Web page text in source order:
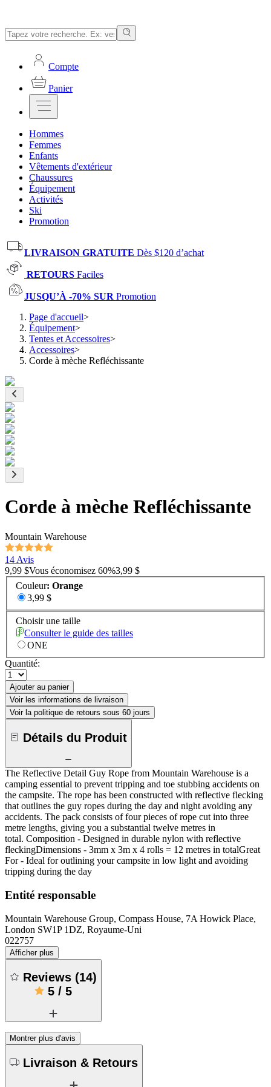
Compte
Panier
Hommes
Femmes
Enfants
Vêtements d'extérieur
Chaussures
Équipement
Activités
Ski
Promotion
LIVRAISON GRATUITE Dès $120 d’achat
RETOURS Faciles
JUSQU’À -70% SUR Promotion
Page d'accueil>
Équipement>
Tentes et Accessoires>
Accessoires>
Corde à mèche Refléchissante
Corde à mèche Refléchissante
Mountain Warehouse
14 Avis
9,99 $Vous économisez 60%3,99 $
Couleur: Orange
3,99 $
Choisir une taille
Consulter le guide des tailles
ONE
Quantité:
Ajouter au panier
Voir les informations de livraison
Voir la politique de retours sous 60 jours
Détails du Produit
The Reflective Detail Guy Rope from Mountain Warehouse is a
camping essential to prevent tripping and toe stubbing accidents on
the campsite. The rope has been constructed with reflective flecking
that outlines the guy ropes during the day and night avoiding any
accidents. The pack consists of four pieces of rope cut into three
metre lengths, giving you a substantial twelve metres in
total. Composition - Designed in durable nylon with reflective
fleckingDimensions - 3mm x 3m x 4 rolls = 12 metres in totalGreat
For - Ideal for outlining your campsite in low light and avoiding
tripping during the day
Entité responsable
Mountain Warehouse Group, Compass House, 7A Howick Place,
London SW1P 1DZ, Royaume-Uni
022757
Afficher plus
Reviews (14)
5 / 5
Montrer plus d'avis
Livraison & Retours